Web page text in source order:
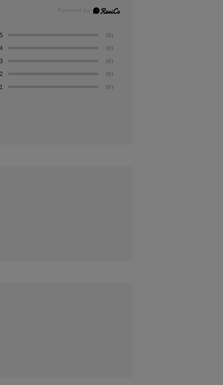
5 (0)
4 (0)
3 (0)
2 (0)
1 (0)